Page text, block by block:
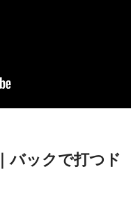
バックで打つド